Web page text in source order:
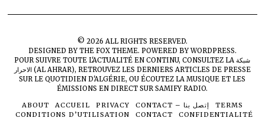
© 2026 ALL RIGHTS RESERVED.
DESIGNED BYTHE FOX THEME. POWERED BY WORDPRESS.
POUR SUIVRE TOUTE L'ACTUALITÉ EN CONTINU, CONSULTEZ LAشبكة
الاحرار (AL AHRAR), RETROUVEZ LES DERNIERS ARTICLES DE PRESSE
SURLE QUOTIDIEN D'ALGÉRIE, OU ÉCOUTEZ LA MUSIQUE ET LES
ÉMISSIONS EN DIRECT SURSAMIFY RADIO.
ABOUT
ACCUEIL PRIVACY CONTACT – إتصل بنا
TERMS
CONDITIONS D’UTILISATION
CONTACT CONFIDENTIALITÉ